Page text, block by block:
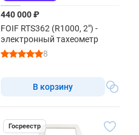
440 000 ₽
FOIF RTS362 (R1000, 2") -
электронный тахеометр
8
В корзину
Госреестр